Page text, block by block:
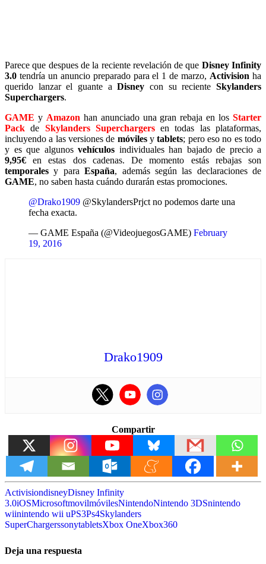
Parece que despues de la reciente revelación de que Disney Infinity
3.0 tendría un anuncio preparado para el 1 de marzo, Activision ha
querido lanzar el guante aDisney con su recienteSkylanders
Superchargers.
GAME y Amazon han anunciado una gran rebaja en losStarter
Pack de Skylanders Superchargersen todas las plataformas,
incluyendo a las versiones de móvilesytablets; pero eso no es todo
y es que algunos vehículos individuales han bajado de precio a
9,95€ en estas dos cadenas. De momento estás rebajas son
temporales y paraEspaña, además según las declaraciones de
GAME, no saben hasta cuándo durarán estas promociones.
@Drako1909 @SkylandersPrjct no podemos darte una
fecha exacta.
— GAME España (@VideojuegosGAME) February
19, 2016
Drako1909
Compartir
ActivisiondisneyDisney Infinity
3.0iOSMicrosoftmovilmóvilesNintendoNintendo 3DSnintendo
wiinintendo wii uPS3Ps4Skylanders
SuperChargerssonytabletsXbox OneXbox360
Deja una respuesta